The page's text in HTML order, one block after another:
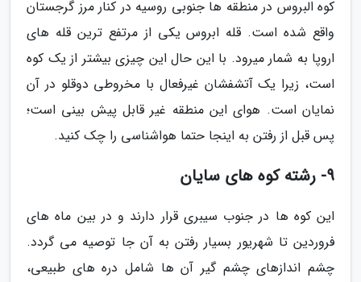
کوه البروس در منطقه ها جنوبی روسیه در کنار مرز گرجستان
واقع شده است. قله ابروس یکی از مرتفع ترین قله های
اروپا به شمار میرود. با این حال این چیزی بیشتر از یک کوه
است، زیرا یک آتشفشان غیرفعال با مخروطی دوقلو در آن
نمایان است. هوای این منطقه غیر قابل پیش بینی است؛
پس قبل از رفتن به اینجا حتما هواشناسی را چک کنید.
9- رشته کوه های سایان
این کوه ها در جنوب سیبری قرار دارند و در بین ماه های
فروردین تا شهریور بسیار رفتن به آن جا توصیه می گردد.
چشم اندازهای چشم گیر آن ها شامل دره های طبیعی،